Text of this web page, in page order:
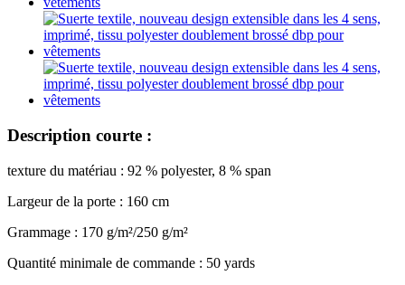
Description courte :
texture du matériau : 92 % polyester, 8 % span
Largeur de la porte : 160 cm
Grammage : 170 g/m²/250 g/m²
Quantité minimale de commande : 50 yards